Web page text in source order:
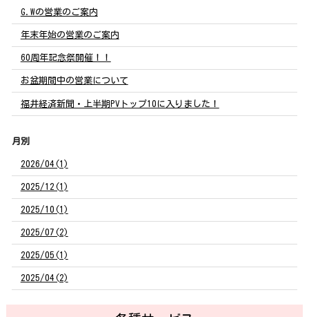
G.Wの営業のご案内
年末年始の営業のご案内
60周年記念祭開催！！
お盆期間中の営業について
福井経済新聞・上半期PVトップ10に入りました！
月別
2026/04(1)
2025/12(1)
2025/10(1)
2025/07(2)
2025/05(1)
2025/04(2)